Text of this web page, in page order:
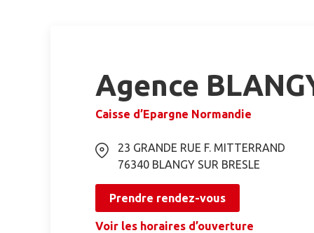
Agence
Caisse d’Epargne Normandie
23 GRANDE RUE F. MITTERRAND
76340 BLANGY SUR BRESLE
Prendre rendez-vous
Voir les horaires d’ouverture